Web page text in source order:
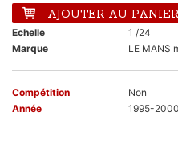
AJOUTER AU PANIER
Echelle
1 /24
Marque
LE MANS
Compétition
Non
Année
1995-2000